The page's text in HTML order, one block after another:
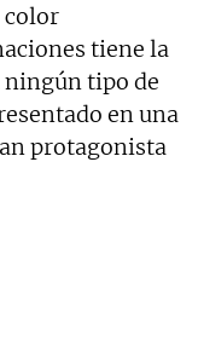
color
tiene la
tipo de
en una
protagonista